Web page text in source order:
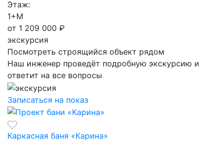
Этаж:
1+М
от 1 209 000 ₽
экскурсия
Посмотреть строящийся объект рядом
Наш инженер проведёт подробную экскурсию и
ответит на все вопросы
Записаться на показ
Каркасная баня «Карина»